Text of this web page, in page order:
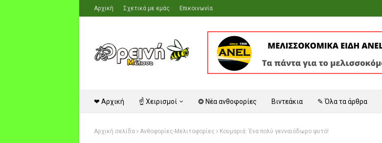
Αρχική Σχετικά με εμάς Επικοινωνία
❤ Αρχική ☝ Χειρισμοί ❂ Νέα ανθοφορίες Βιντεάκια ✎ Όλα τα άρθρα
Αρχική σελίδα Ανθοφορίες-Μελιτοφορίες Κουμαριά: Ένα πολύ γενναιόδωρο φυτό!